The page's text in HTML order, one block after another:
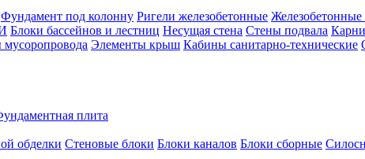
Фундамент под колонну Ригели железобетонные Железобетонные
Блоки бассейнов и лестниц Несущая стена Стены подвала
Элементы крыш Кабины санитарно-технические
плита
обделки Стеновые блоки Блоки каналов Блоки сборные